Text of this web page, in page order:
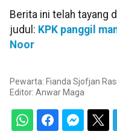
Berita ini telah tayang
judul: KPK panggil
Noor
Pewarta: Fianda Sjofjan
Editor: Anwar Maga